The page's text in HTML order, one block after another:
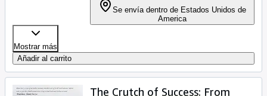
Se envía dentro de Estados Unidos de
America
Mostrar más
Añadir al carrito
The Crutch of Success: From